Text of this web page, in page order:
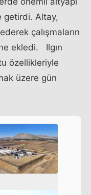
getirdi. Altay,
çalışmaların
ekledi. Ilgın
özellikleriyle
üzere gün